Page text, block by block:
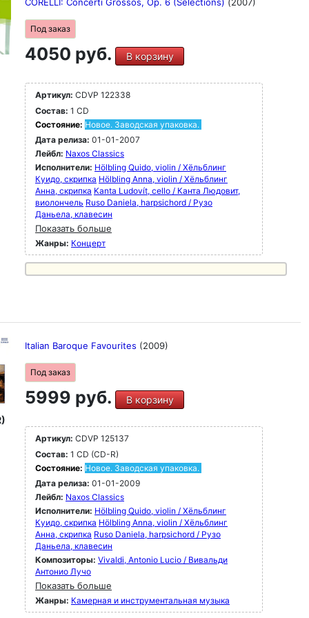
Под заказ
4050 руб. В корзину
Артикул: CDVP 122338
Состав: 1 CD
Состояние: Новое. Заводская упаковка.
Дата релиза: 01-01-2007
Лейбл: Naxos Classics
Исполнители: Hölbling Quido, violin / Хёльблинг
Куидо, скрипка Hölbling Anna, violin / Хёльблинг
Анна, скрипка Kanta Ludovít, cello / Канта Людовит,
виолончель Ruso Daniela, harpsichord / Рузо
Даньела, клавесин
Показать больше
Жанры: Концерт
Italian Baroque Favourites (2009)
Под заказ
5999 руб. В корзину
Артикул: CDVP 125137
Состав: 1 CD (CD-R)
Состояние: Новое. Заводская упаковка.
Дата релиза: 01-01-2009
Лейбл: Naxos Classics
Исполнители: Hölbling Quido, violin / Хёльблинг
Куидо, скрипка Hölbling Anna, violin / Хёльблинг
Анна, скрипка Ruso Daniela, harpsichord / Рузо
Даньела, клавесин
Композиторы: Vivaldi, Antonio Lucio / Вивальди
Антонио Лучо
Показать больше
Жанры: Камерная и инструментальная музыка